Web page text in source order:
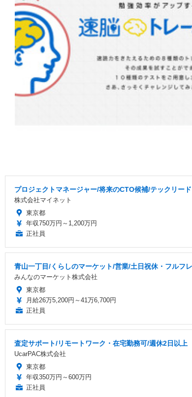
プロジェクトマネージャー/将来のCTO候補/テックリー
株式会社マイネット
東京都
年収750万円～1,200万円
正社員
青山一丁目/くらしのマーケット/営業/土日祝休・フルフ
みんなのマーケット株式会社
東京都
月給26万5,200円～41万6,700円
正社員
査定サポート/リモートワーク・在宅勤務可/週休2日以上
UcarPAC株式会社
東京都
年収350万円～600万円
正社員